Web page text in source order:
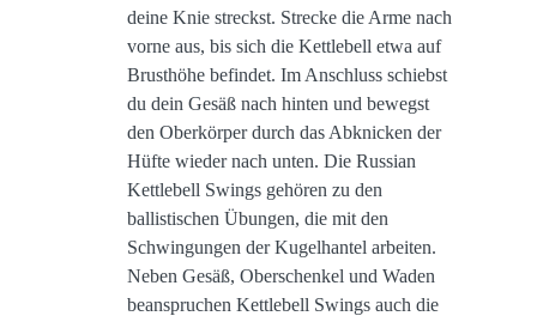
deine Knie streckst. Strecke die Arme nach
vorne aus, bis sich die Kettlebell etwa auf
Brusthöhe befindet. Im Anschluss schiebst
du dein Gesäß nach hinten und bewegst
den Oberkörper durch das Abknicken der
Hüfte wieder nach unten. Die Russian
Kettlebell Swings gehören zu den
ballistischen Übungen, die mit den
Schwingungen der Kugelhantel arbeiten.
Neben Gesäß, Oberschenkel und Waden
beanspruchen Kettlebell Swings auch die